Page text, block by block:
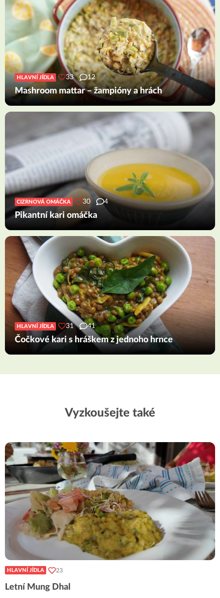
HLAVNÍ JÍDLA 33 12
Mashroom mattar – žampióny a hrách
CIZRNOVÁ OMÁČKA 30 4
Pikantní kari omáčka
HLAVNÍ JÍDLA 31 41
Čočkové kari s hráškem z jednoho hrnce
Vyzkoušejte také
HLAVNÍ JÍDLA 23
Letní Mung Dhal